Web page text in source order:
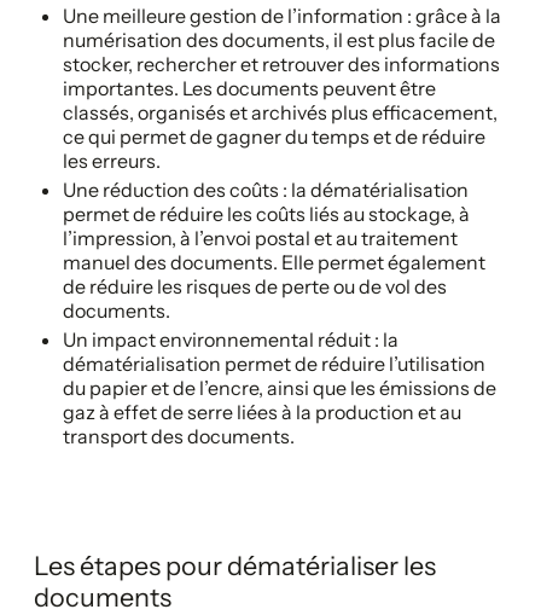
Une meilleure gestion de l’information : grâce à la
numérisation des documents, il est plus facile de
stocker, rechercher et retrouver des informations
importantes. Les documents peuvent être
classés, organisés et archivés plus efficacement,
ce qui permet de gagner du temps et de réduire
les erreurs.
Une réduction des coûts : la dématérialisation
permet de réduire les coûts liés au stockage, à
l’impression, à l’envoi postal et au traitement
manuel des documents. Elle permet également
de réduire les risques de perte ou de vol des
documents.
Un impact environnemental réduit : la
dématérialisation permet de réduire l’utilisation
du papier et de l’encre, ainsi que les émissions de
gaz à effet de serre liées à la production et au
transport des documents.
Les étapes pour dématérialiser les
documents